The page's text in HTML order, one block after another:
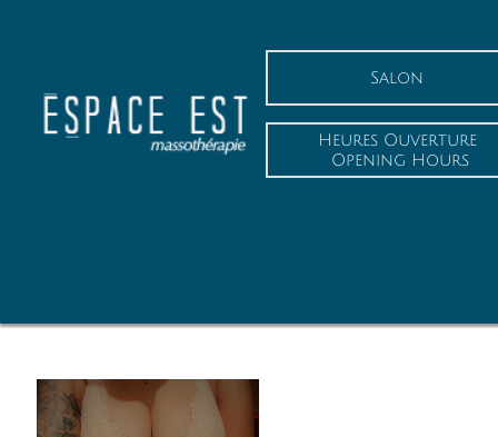
Salon
Heures Ouverture
Opening Hours